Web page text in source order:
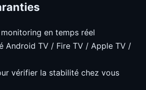
en temps réel
Android TV / Fire TV / Apple TV /
vérifier la stabilité chez vous